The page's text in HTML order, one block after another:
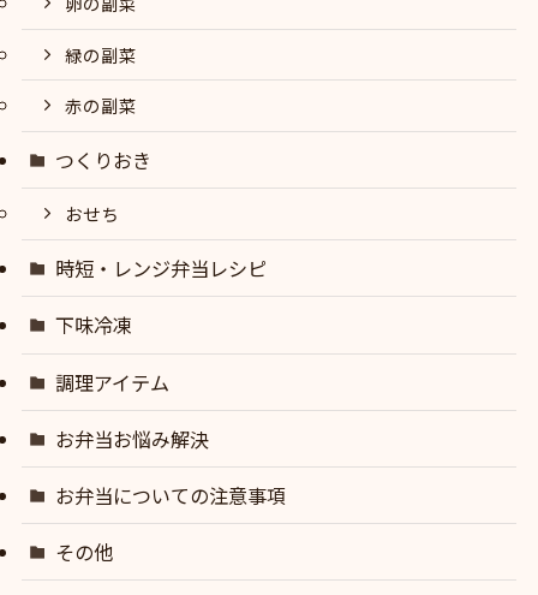
緑の副菜
赤の副菜
つくりおき
おせち
時短・レンジ弁当レシピ
下味冷凍
調理アイテム
お弁当お悩み解決
お弁当についての注意事項
その他